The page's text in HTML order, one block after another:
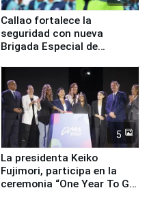
Callao fortalece la
seguridad con nueva
Brigada Especial de
equipamiento para
Serenazgo
5
La presidenta Keiko
Fujimori, participa en la
ceremonia “One Year To Go